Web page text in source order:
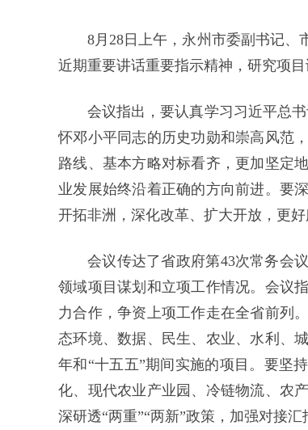
8月28日上午，永州市委副书记、
近期重要讲话重要指示精神，研究项目
会议指出，要认真学习习近平总
怀邓小平同志的历史功勋和崇高风范
路线、基本方略对标看齐，更加坚定
业发展始终沿着正确的方向前进。要
开拓非洲，深化改革、扩大开放，更好
会议传达了省政府第43次常务会
领域项目谋划和立项工作情况。会议
力合作，争资上项工作走在全省前列
态环境、数据、民生、农业、水利、
年和“十五五”期间实施的项目。要坚
化、现代农业产业园、冷链物流、农
深研透“两重”“两新”政策，加强对接